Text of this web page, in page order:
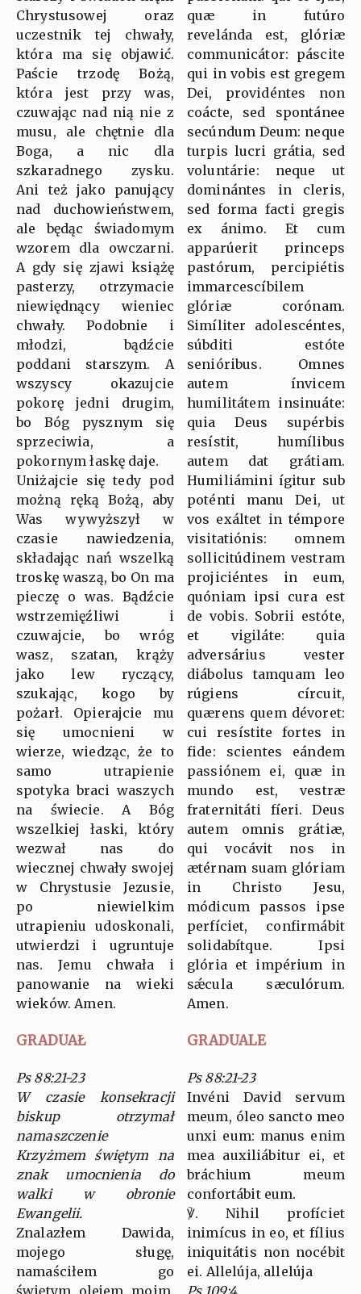
Chrystusowej oraz
uczestnik tej chwały,
która ma się objawić.
Paście trzodę Bożą,
która jest przy was,
czuwając nad nią nie z
musu, ale chętnie dla
Boga, a nic dla
szkaradnego zysku.
Ani też jako panujący
nad duchowieństwem,
ale będąc świadomym
wzorem dla owczarni.
A gdy się zjawi książę
pasterzy, otrzymacie
niewiędnący wieniec
chwały. Podobnie i
młodzi, bądźcie
poddani starszym. A
wszyscy okazujcie
pokorę jedni drugim,
bo Bóg pysznym się
sprzeciwia, a
pokornym łaskę daje.
Uniżajcie się tedy pod
możną ręką Bożą, aby
Was wywyższył w
czasie nawiedzenia,
składając nań wszelką
troskę waszą, bo On ma
pieczę o was. Bądźcie
wstrzemięźliwi i
czuwajcie, bo wróg
wasz, szatan, krąży
jako lew ryczący,
szukając, kogo by
pożarł. Opierajcie mu
się umocnieni w
wierze, wiedząc, że to
samo utrapienie
spotyka braci waszych
na świecie. A Bóg
wszelkiej łaski, który
wezwał nas do
wiecznej chwały swojej
w Chrystusie Jezusie,
po niewielkim
utrapieniu udoskonali,
utwierdzi i ugruntuje
nas. Jemu chwała i
panowanie na wieki
wieków. Amen.
quæ in futúro
revelánda est, glóriæ
communicátor: páscite
qui in vobis est gregem
Dei, providéntes non
coácte, sed spontánee
secúndum Deum: neque
turpis lucri grátia, sed
voluntárie: neque ut
dominántes in cleris,
sed forma facti gregis
ex ánimo. Et cum
apparúerit princeps
pastórum, percipiétis
immarcescíbilem
glóriæ corónam.
Simíliter adolescéntes,
súbditi estóte
senióribus. Omnes
autem ínvicem
humilitátem insinuáte:
quia Deus supérbis
resístit, humílibus
autem dat grátiam.
Humiliámini ígitur sub
poténti manu Dei, ut
vos exáltet in témpore
visitatiónis: omnem
sollicitúdinem vestram
projiciéntes in eum,
quóniam ipsi cura est
de vobis. Sobrii estóte,
et vigiláte: quia
adversárius vester
diábolus tamquam leo
rúgiens círcuit,
quærens quem dévoret:
cui resístite fortes in
fide: scientes eándem
passiónem ei, quæ in
mundo est, vestræ
fraternitáti fíeri. Deus
autem omnis grátiæ,
qui vocávit nos in
ætérnam suam glóriam
in Christo Jesu,
módicum passos ipse
perfíciet, confirmábit
solidabítque. Ipsi
glória et impérium in
sǽcula sæculórum.
Amen.
GRADUAŁ GRADUALE
Ps 88:21-23
W czasie konsekracji
biskup otrzymał
namaszczenie
Krzyżmem świętym na
znak umocnienia do
walki w obronie
Ewangelii.
Znalazłem Dawida,
mojego sługę,
namaściłem go
Ps 88:21-23
Invéni David servum
meum, óleo sancto meo
unxi eum: manus enim
mea auxiliábitur ei, et
bráchium meum
confortábit eum.
℣. Nihil profíciet
inimícus in eo, et fílius
iniquitátis non nocébit
ei. Allelúja, allelúja